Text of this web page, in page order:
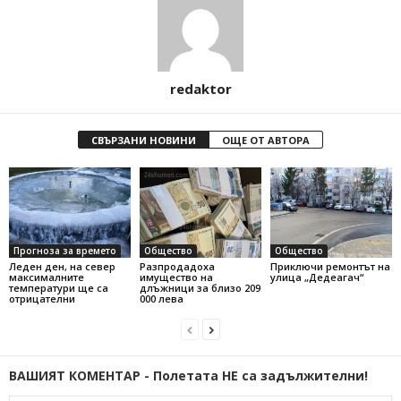
redaktor
СВЪРЗАНИ НОВИНИ ОЩЕ ОТ АВТОРА
Прогноза за времето
Леден ден, на север
максималните
температури ще са
отрицателни
Общество
Разпродадоха
имущество на
длъжници за близо 209
000 лева
Общество
Приключи ремонтът на
улица „Дедеагач“
ВАШИЯТ КОМЕНТАР - Полетата НЕ са задължителни!